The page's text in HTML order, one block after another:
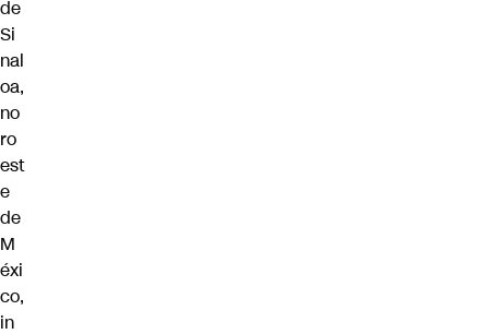
de
Si
nal
oa,
no
ro
est
e
de
M
éxi
co,
in